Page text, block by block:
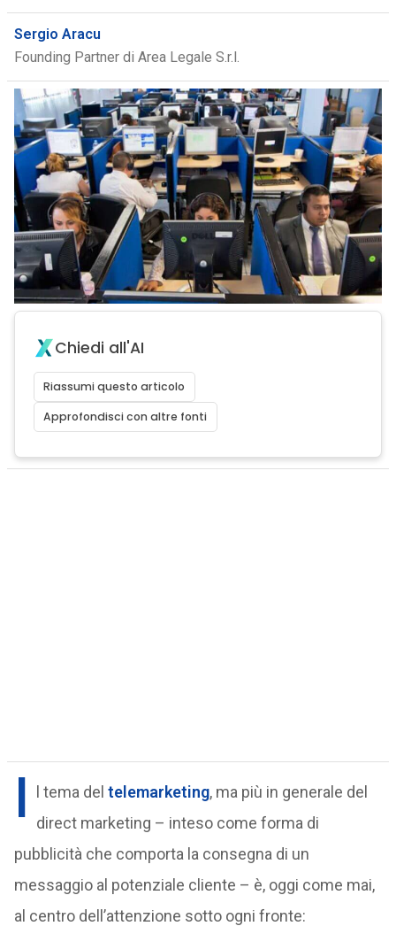
Sergio Aracu
Founding Partner di Area Legale S.r.l.
Chiedi all'AI
Riassumi questo articolo
Approfondisci con altre fonti
I l tema del telemarketing, ma più in generale del
direct marketing – inteso come forma di
pubblicità che comporta la consegna di un
messaggio al potenziale cliente – è, oggi come mai,
al centro dell’attenzione sotto ogni fronte: